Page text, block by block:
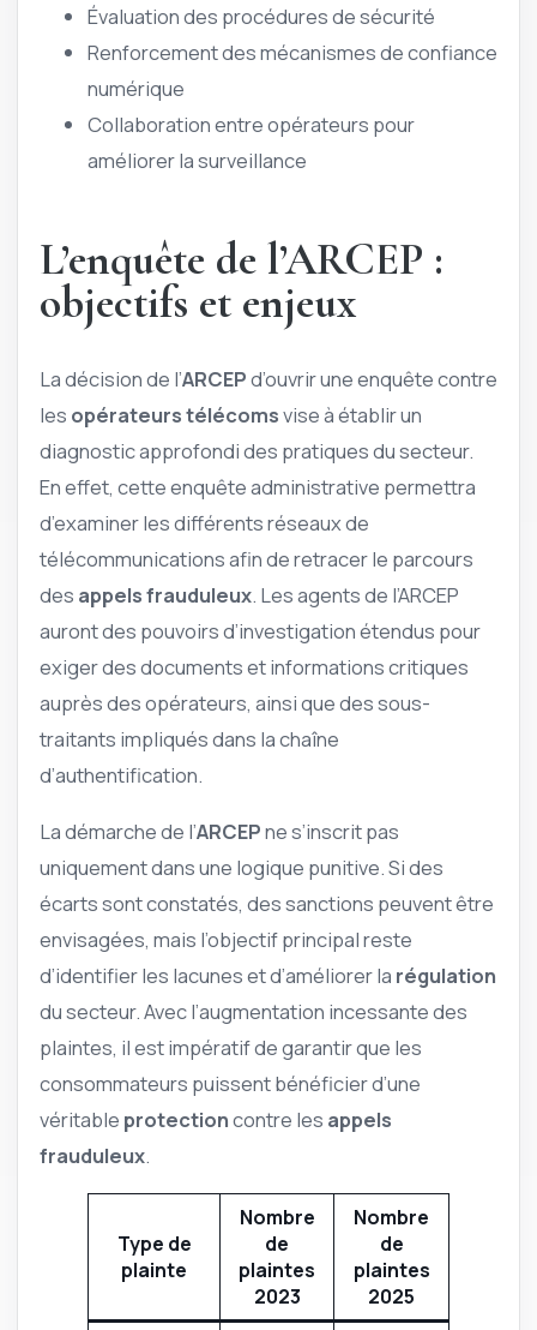
Évaluation des procédures de sécurité
Renforcement des mécanismes de confiance
numérique
Collaboration entre opérateurs pour
améliorer la surveillance
L’enquête de l’ARCEP :
objectifs et enjeux
La décision de l’ARCEPd’ouvrir une enquête contre
les opérateurs télécomsvise à établir un
diagnostic approfondi des pratiques du secteur.
En effet, cette enquête administrative permettra
d’examiner les différents réseaux de
télécommunications afin de retracer le parcours
des appels frauduleux. Les agents de l’ARCEP
auront des pouvoirs d’investigation étendus pour
exiger des documents et informations critiques
auprès des opérateurs, ainsi que des sous-
traitants impliqués dans la chaîne
d’authentification.
La démarche de l’ARCEPne s’inscrit pas
uniquement dans une logique punitive. Si des
écarts sont constatés, des sanctions peuvent être
envisagées, mais l’objectif principal reste
d’identifier les lacunes et d’améliorer la régulation
du secteur. Avec l’augmentation incessante des
plaintes, il est impératif de garantir que les
consommateurs puissent bénéficier d’une
véritable protectioncontre les appels
frauduleux
Type de
plainte
Nombre
de
plaintes
2023
Nombre
de
plaintes
2025